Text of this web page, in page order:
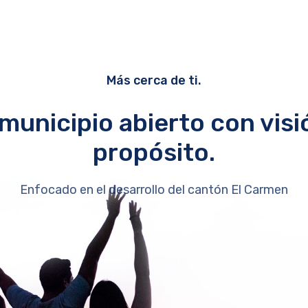
Más cerca de ti.
abierto con
propósito.
Enfocado en el desarrollo del cantón El Carmen